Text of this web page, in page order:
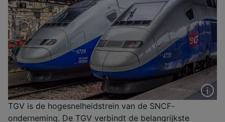
TGV is de hogesnelheidstrein van de SNCF-
onderneming. De TGV verbindt de belangrijkste